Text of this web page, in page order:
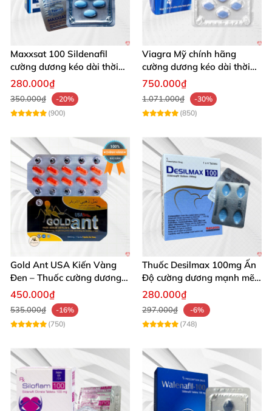
Maxxsat 100 Sildenafil
cường dương kéo dài thời
gian cho nam
280.000₫
350.000₫
-20%
(900)
Viagra Mỹ chính hãng
cường dương kéo dài thời
gian nhập khẩu
750.000₫
1.071.000₫
-30%
(850)
Gold Ant USA Kiến Vàng
Đen – Thuốc cường dương
tăng sinh lý nam mạnh
450.000₫
535.000₫
-16%
(750)
Thuốc Desilmax 100mg Ấn
Độ cường dương mạnh mẽ
tăng sinh lý phái mạnh
280.000₫
297.000₫
-6%
(748)